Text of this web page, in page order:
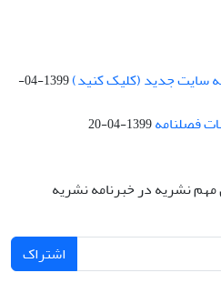
سایت جدید (کلیک کنید)
1399-04-
فصلنامه1399-04-20
مهم نشریه در خبرنامه نشریه
اشتراک